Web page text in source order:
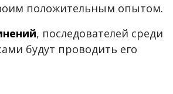
положительным опытом.
, последователей среди
будут проводить его